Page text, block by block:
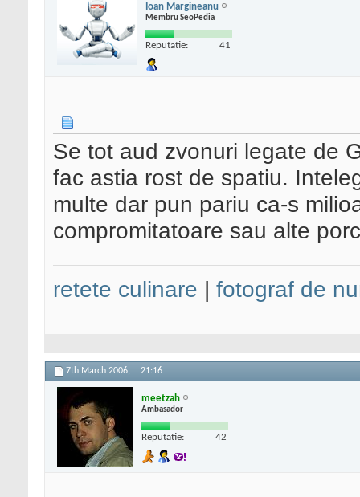
Ioan Margineanu
Membru SeoPedia
Reputatie: 41
Se tot aud zvonuri legate de
fac astia rost de spatiu.
multe dar pun pariu ca-s
compromitatoare sau alte
retete culinare | fotograf de
7th March 2006, 21:16
meetzah
Ambasador
Reputatie: 42